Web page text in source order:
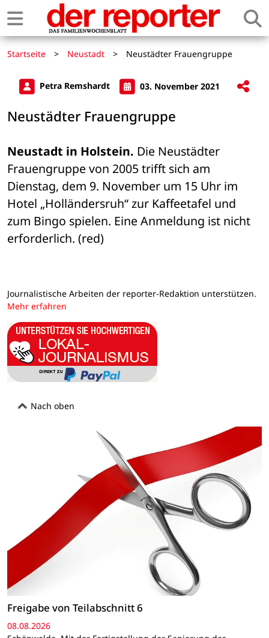
Startseite > Neustadt > Neustädter Frauengruppe
Petra Remshardt 03. November 2021
Neustädter Frauengruppe
Neustadt in Holstein. Die Neustädter
Frauengruppe von 2005 trifft sich am
Dienstag, dem 9. November um 15 Uhr im
Hotel „Holländersruh“ zur Kaffeetafel und
zum Bingo spielen. Eine Anmeldung ist nicht
erforderlich. (red)
Journalistische Arbeiten der reporter-Redaktion unterstützen.
Mehr erfahren
Nach oben
Freigabe von Teilabschnitt 6
08.08.2026